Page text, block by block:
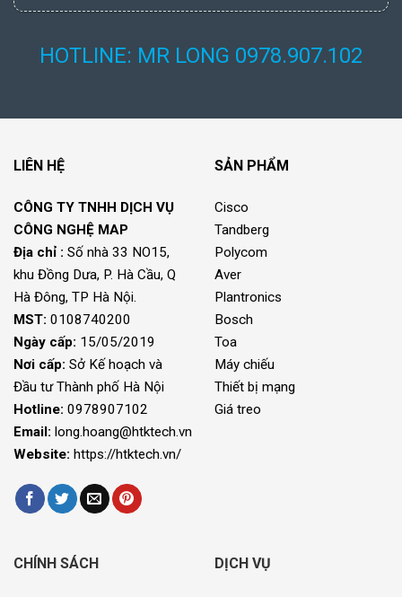
HOTLINE: MR LONG 0978.907.102
LIÊN HỆ
CÔNG TY TNHH DỊCH VỤ
CÔNG NGHỆ MAP
Địa chỉ : Số nhà 33 NO15,
khu Đồng Dưa, P. Hà Cầu, Q
Hà Đông, TP Hà Nội.
MST: 0108740200
Ngày cấp: 15/05/2019
Nơi cấp: Sở Kế hoạch và
Đầu tư Thành phố Hà Nội
Hotline: 0978907102
Email: long.hoang@htktech.vn
Website: https://htktech.vn/
SẢN PHẨM
Cisco
Tandberg
Polycom
Aver
Plantronics
Bosch
Toa
Máy chiếu
Thiết bị mạng
Giá treo
CHÍNH SÁCH DỊCH VỤ